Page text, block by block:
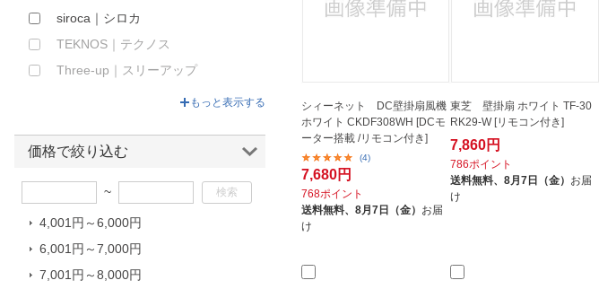
シィーネット DC壁掛扇風機
ホワイト CKDF308WH [DCモ
ーター搭載 /リモコン付き]
(4)
7,680円
768ポイント
送料無料、 8月7日（金） お届
け
東芝 壁掛扇 ホワイト TF-30
RK29-W [リモコン付き]
7,860円
786ポイント
送料無料、8月7日（金） お届
け
siroca｜シロカ
TEKNOS｜テクノス
Three-up｜スリーアップ
エスケイジャパン｜SKJapan
シィーネット｜C:NET
CORPORATION
ゼピール｜ZEPEAL
トヨトミ｜TOYOTOMI
ナカトミ｜NAKATOMI
もっと表示する
価格で絞り込む
~
4,001円～6,000円
6,001円～7,000円
7,001円～8,000円